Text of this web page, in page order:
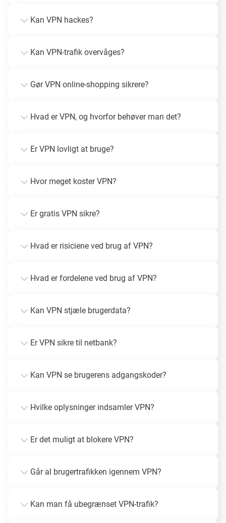
Kan VPN hackes?
Kan VPN-trafik overvåges?
Gør VPN online-shopping sikrere?
Hvad er VPN, og hvorfor behøver man det?
Er VPN lovligt at bruge?
Hvor meget koster VPN?
Er gratis VPN sikre?
Hvad er risiciene ved brug af VPN?
Hvad er fordelene ved brug af VPN?
Kan VPN stjæle brugerdata?
Er VPN sikre til netbank?
Kan VPN se brugerens adgangskoder?
Hvilke oplysninger indsamler VPN?
Er det muligt at blokere VPN?
Går al brugertrafikken igennem VPN?
Kan man få ubegrænset VPN-trafik?